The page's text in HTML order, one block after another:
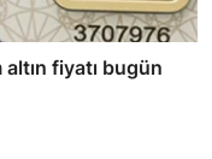
fiyatı bugün